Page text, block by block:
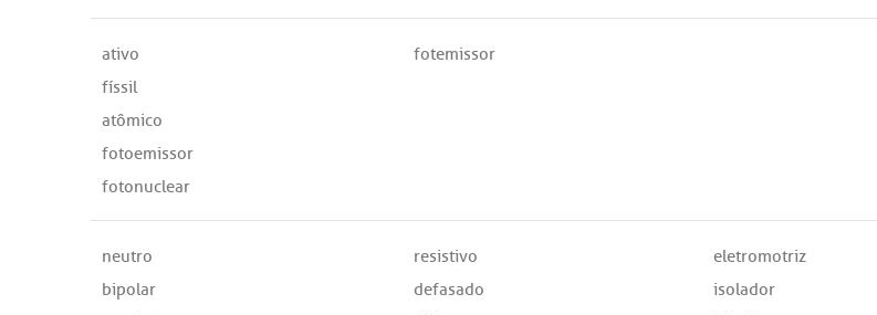
ativo
físsil
atômico
fotoemissor
fotonuclear
fotemissor
neutro
bipolar
resistivo
defasado
eletromotriz
isolador